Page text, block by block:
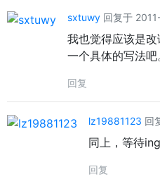
sxtuwy 回复于
我也觉得应该是
一个具体的写法吧
回复
lz19881123 回
同上，等待ing
回复